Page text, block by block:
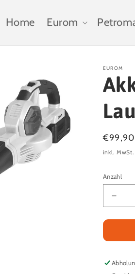
Home Eurom
EUROM
Preis
€99,90
inkl.
Anzahl
die
Akku